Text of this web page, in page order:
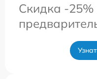
Скидка -25%